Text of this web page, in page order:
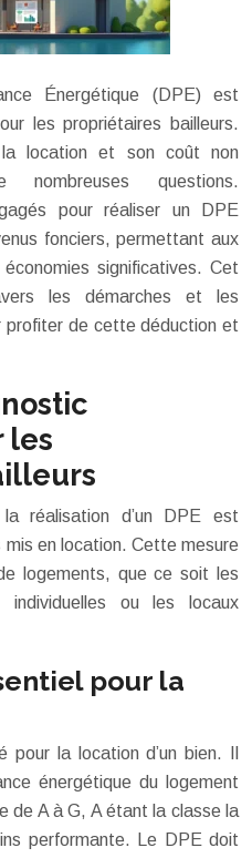
Énergétique (DPE) est
les propriétaires bailleurs.
location et son coût non
nombreuses questions.
pour réaliser un DPE
fonciers, permettant aux
significatives. Cet
les démarches et les
profiter de cette déduction et
les
réalisation d’un DPE est
en location. Cette mesure
logements, que ce soit les
individuelles ou les locaux
pour la
pour la location d’un bien. Il
énergétique du logement
de A à G, A étant la classe la
performante. Le DPE doit